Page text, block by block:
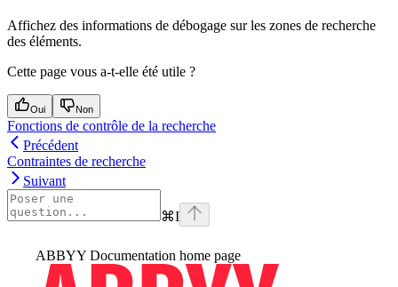
Affichez des informations de débogage sur les zones de recherche
des éléments.
Cette page vous a-t-elle été utile ?
Oui Non
Fonctions de contrôle de la recherche
Précédent
Contraintes de recherche
Suivant
⌘I
ABBYY Documentation home page